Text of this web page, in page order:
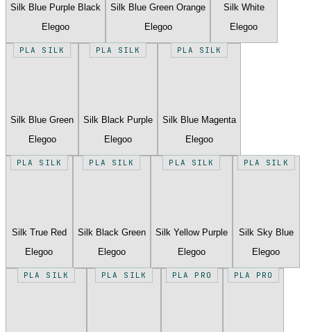
Silk Blue Purple Black
Elegoo
Silk Blue Green Orange
Elegoo
Silk White
Elegoo
PLA SILK
Silk Blue Green
Elegoo
PLA SILK
Silk Black Purple
Elegoo
PLA SILK
Silk Blue Magenta
Elegoo
PLA SILK
Silk True Red
Elegoo
PLA SILK
Silk Black Green
Elegoo
PLA SILK
Silk Yellow Purple
Elegoo
PLA SILK
Silk Sky Blue
Elegoo
PLA SILK PLA SILK PLA PRO PLA PRO